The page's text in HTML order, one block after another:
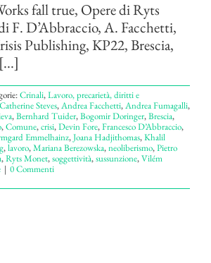
fall true, Opere di Ryts
F. D’Abbraccio, A. Facchetti,
Publishing, KP22, Brescia,
Crinali,Lavoro, precarietà, diritti e
Steves,Andrea Facchetti,Andrea Fumagalli,
,Bernhard Tuider,Bogomir Doringer,Brescia,
,Comune,crisi,Devin Fore,Francesco D’Abbraccio,
Emmelhainz,Joana Hadjithomas,Khalil
,lavoro,Mariana Berezowska,neoliberismo,Pietro
,Ryts Monet,soggettività,sussunzione,Vilém
| 0 Commenti